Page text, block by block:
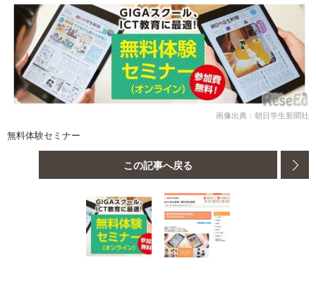
画像出典：朝日学生新聞社
無料体験セミナー
この記事へ戻る